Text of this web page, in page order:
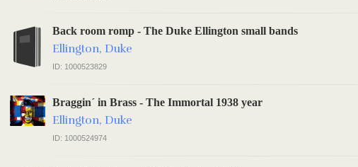
Back room romp - The Duke Ellington small bands
Ellington, Duke
ID: 1000523829
Braggin´ in Brass - The Immortal 1938 year
Ellington, Duke
ID: 1000524974